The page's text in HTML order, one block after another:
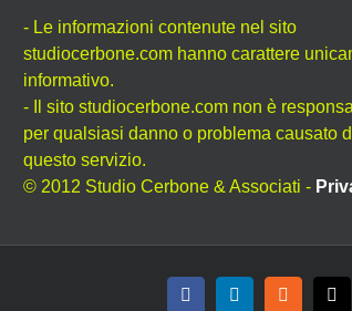
- Le informazioni contenute nel sito
studiocerbone.com hanno carattere
informativo.
- Il sito studiocerbone.com non è
per qualsiasi danno o problema causato
questo servizio.
© 2012 Studio Cerbone & Associati -
FacebookLinkedInRss X